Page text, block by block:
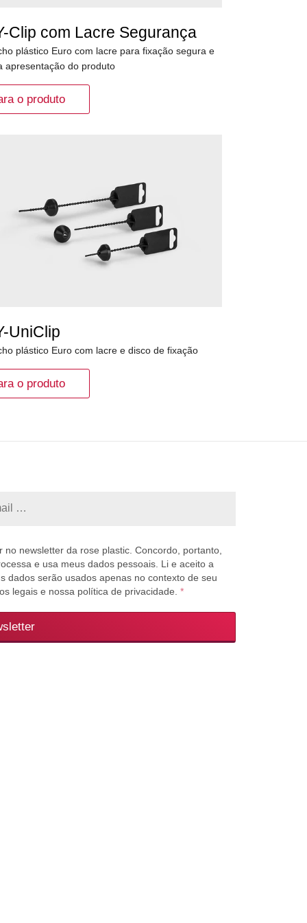
Clip com Lacre Segurança
plástico Euro com lacre para fixação segura e
apresentação do produto
o produto
UniClip
plástico Euro com lacre e disco de fixação
o produto
newsletter da rose plastic. Concordo, portanto,
e usa meus dados pessoais. Li e aceito a
dados serão usados apenas no contexto de seu
legais e nossa política de privacidade. *